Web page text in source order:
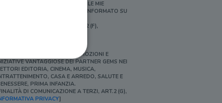
PERSONALIZZATE E IN LINEA CON LE MIE
ABITUDINI DI ACQUISTO, ESSERE INFORMATO SU
[FINALITÀ DI PROFILAZIONE, ART.2 (F),
SÌ, DESIDERO ACCEDERE A PROMOZIONI E
VANTAGGIOSE DEI PARTNER GEMS NEI
EDITORIA, CINEMA, MUSICA,
CASA E ARREDO, SALUTE E
PRIMA INFANZIA.
DI COMUNICAZIONE A TERZI, ART.2 (G),
PRIVACY]
dell'account. Il sito